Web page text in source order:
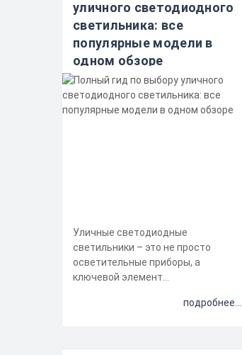
уличного светодиодного
светильника: все
популярные модели в
одном обзоре
Уличные светодиодные
светильники – это не просто
осветительные приборы, а
ключевой элемент
безопасности и долговечности
подробнее...